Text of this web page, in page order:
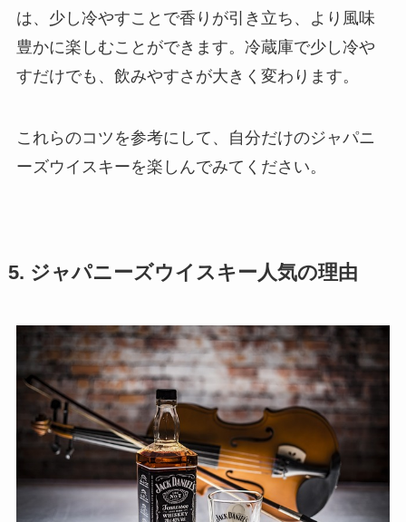
は、少し冷やすことで香りが引き立ち、より風味
豊かに楽しむことができます。冷蔵庫で少し冷や
すだけでも、飲みやすさが大きく変わります。
これらのコツを参考にして、自分だけのジャパニ
ーズウイスキーを楽しんでみてください。
5. ジャパニーズウイスキー人気の理由